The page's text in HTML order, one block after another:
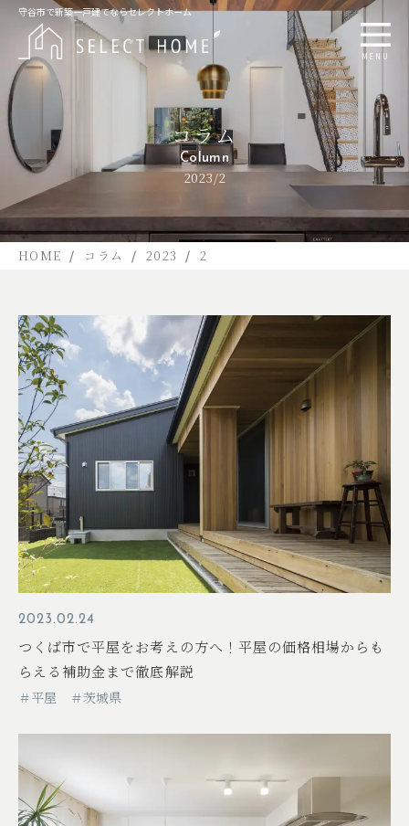
守谷市で新築一戸建てならセレクトホーム
MENU
コラム
Column
2023/2
HOME コラム 2023 2
2023.02.24
つくば市で平屋をお考えの方へ！平屋の価格相場からも
らえる補助金まで徹底解説
＃平屋 ＃茨城県